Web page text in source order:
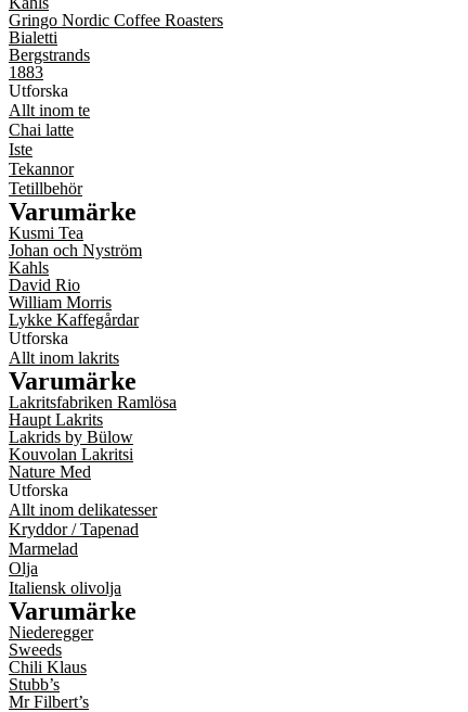
Gringo Nordic Coffee Roasters
Bialetti
Bergstrands
1883
Utforska
Allt inom te
Chai latte
Iste
Tekannor
Tetillbehör
Varumärke
Kusmi Tea
Johan och Nyström
Kahls
David Rio
William Morris
Lykke Kaffegårdar
Utforska
Allt inom lakrits
Varumärke
Lakritsfabriken Ramlösa
Haupt Lakrits
Lakrids by Bülow
Kouvolan Lakritsi
Nature Med
Utforska
Allt inom delikatesser
Kryddor / Tapenad
Marmelad
Olja
Italiensk olivolja
Varumärke
Niederegger
Sweeds
Chili Klaus
Stubb’s
Mr Filbert’s